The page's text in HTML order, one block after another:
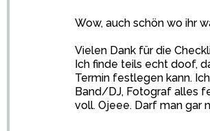
Wow, auch schön wo ihr
Vielen Dank für die
Ich finde teils echt doof,
Termin festlegen kann.
Band/DJ, Fotograf alles
voll. Ojeee. Darf man gar